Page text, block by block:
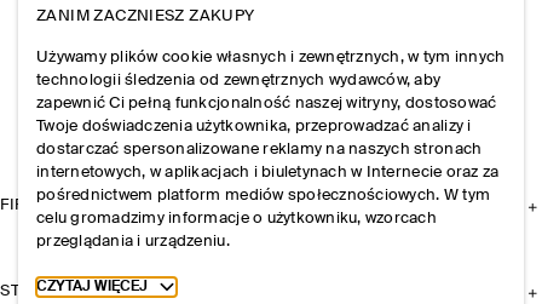
FIRMA
STREFA KLIENTA
ZANIM ZACZNIESZ ZAKUPY
Używamy plików cookie własnych i zewnętrznych, w tym innych
technologii śledzenia od zewnętrznych wydawców, aby
zapewnić Ci pełną funkcjonalność naszej witryny, dostosować
Twoje doświadczenia użytkownika, przeprowadzać analizy i
dostarczać spersonalizowane reklamy na naszych stronach
internetowych, w aplikacjach i biuletynach w Internecie oraz za
pośrednictwem platform mediów społecznościowych. W tym
celu gromadzimy informacje o użytkowniku, wzorcach
przeglądania i urządzeniu.
Toggle more cookie information
CZYTAJ WIĘCEJ